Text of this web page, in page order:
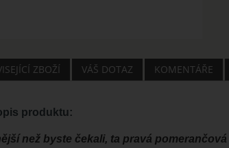
ZBOŽÍ VÁŠ DOTAZ KOMENTÁŘE
produktu:
než byste čekali, ta pravá